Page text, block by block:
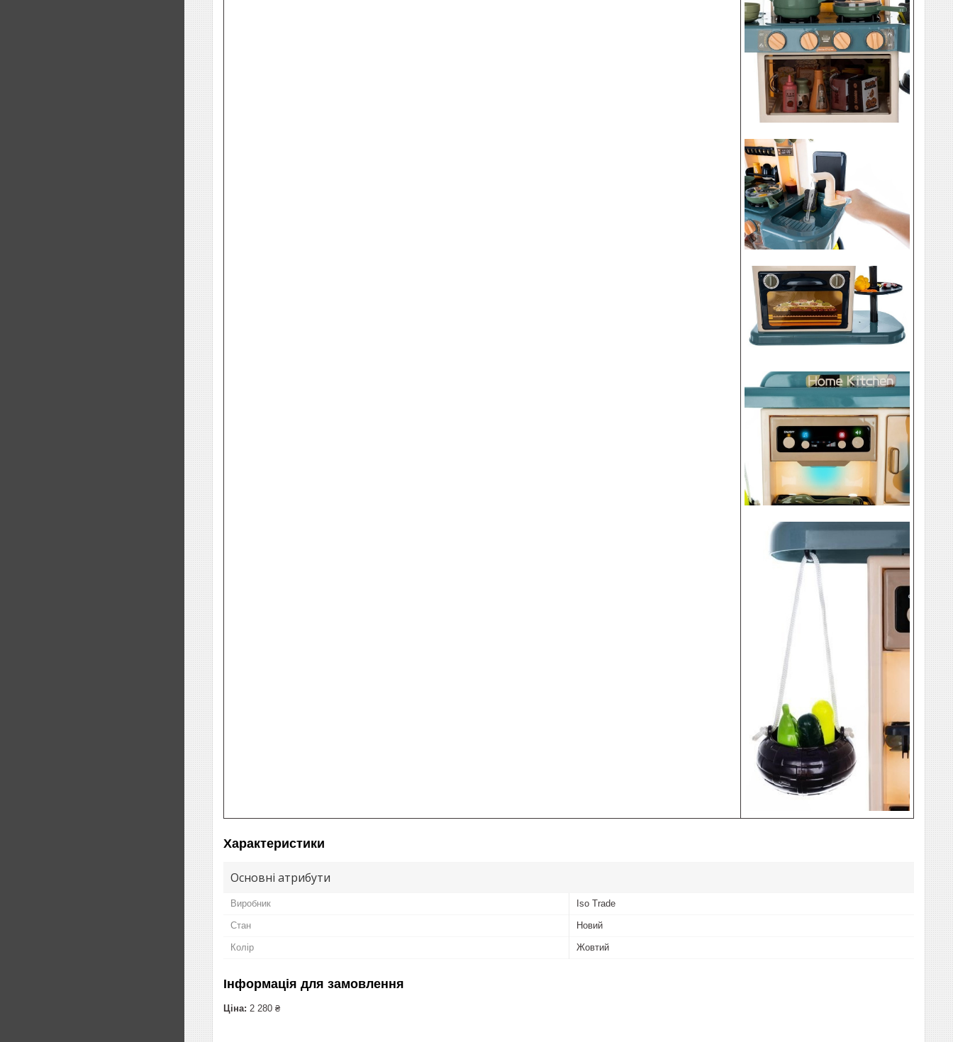
Характеристики
Основні атрибути
Виробник Iso Trade
Стан Новий
Колір Жовтий
Інформація для замовлення
Ціна: 2 280 ₴